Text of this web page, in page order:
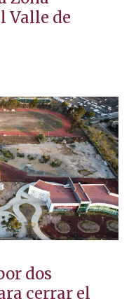
Valle de
dos